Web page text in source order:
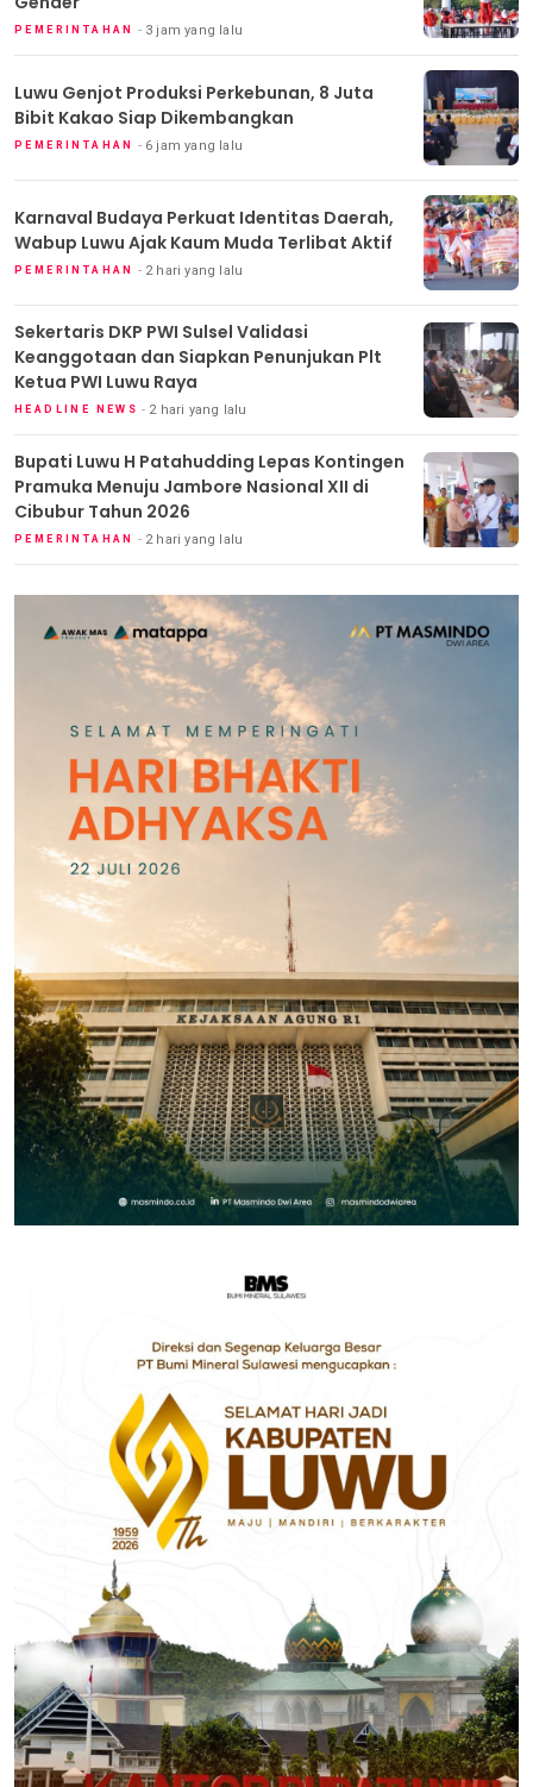
PEMERINTAHAN 3 jam yang lalu
Luwu Genjot Produksi Perkebunan, 8 Juta
Bibit Kakao Siap Dikembangkan
PEMERINTAHAN 6 jam yang lalu
Karnaval Budaya Perkuat Identitas Daerah,
Wabup Luwu Ajak Kaum Muda Terlibat Aktif
PEMERINTAHAN 2 hari yang lalu
Sekertaris DKP PWI Sulsel Validasi
Keanggotaan dan Siapkan Penunjukan Plt
Ketua PWI Luwu Raya
HEADLINE NEWS 2 hari yang lalu
Bupati Luwu H Patahudding Lepas Kontingen
Pramuka Menuju Jambore Nasional XII di
Cibubur Tahun 2026
PEMERINTAHAN 2 hari yang lalu